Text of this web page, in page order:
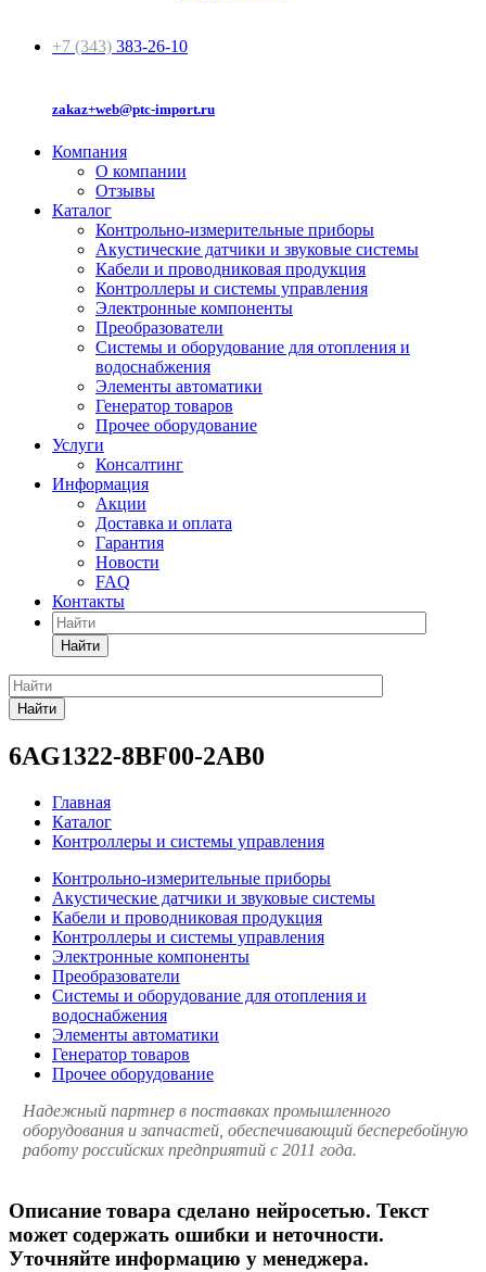
+7 (343) 383-26-10
zakaz+web@ptc-import.ru
Компания
О компании
Отзывы
Каталог
Контрольно-измерительные приборы
Акустические датчики и звуковые системы
Кабели и проводниковая продукция
Контроллеры и системы управления
Электронные компоненты
Преобразователи
Системы и оборудование для отопления и
водоснабжения
Элементы автоматики
Генератор товаров
Прочее оборудование
Услуги
Консалтинг
Информация
Акции
Доставка и оплата
Гарантия
Новости
FAQ
Контакты
Найти
Найти
6AG1322-8BF00-2AB0
Главная
Каталог
Контроллеры и системы управления
Контрольно-измерительные приборы
Акустические датчики и звуковые системы
Кабели и проводниковая продукция
Контроллеры и системы управления
Электронные компоненты
Преобразователи
Системы и оборудование для отопления и
водоснабжения
Элементы автоматики
Генератор товаров
Прочее оборудование
Надежный партнер в поставках промышленного
оборудования и запчастей, обеспечивающий бесперебойную
работу российских предприятий с 2011 года.
Описание товара сделано нейросетью. Текст
может содержать ошибки и неточности.
Уточняйте информацию у менеджера.